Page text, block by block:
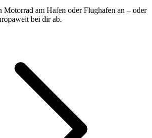
Motorrad am Hafen oder Flughafen an – oder
bei dir ab.